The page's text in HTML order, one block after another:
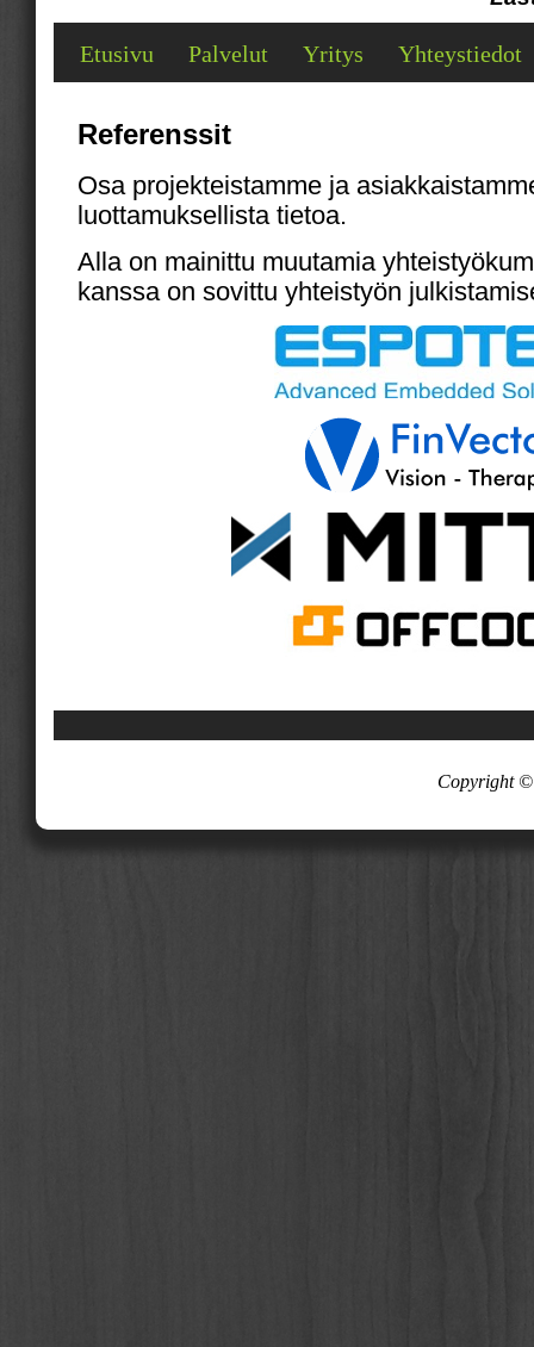
Etusivu Palvelut Yritys Yhteystiedot
Referenssit
Osa projekteistamme ja
luottamuksellista tietoa.
Alla on mainittu muutamia
kanssa on sovittu yhteistyön
Copyright ©